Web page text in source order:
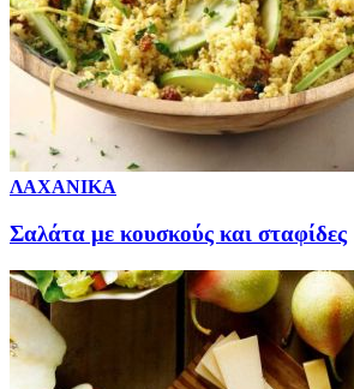
ΛΑΧΑΝΙΚΑ
Σαλάτα με κουσκούς και σταφίδες